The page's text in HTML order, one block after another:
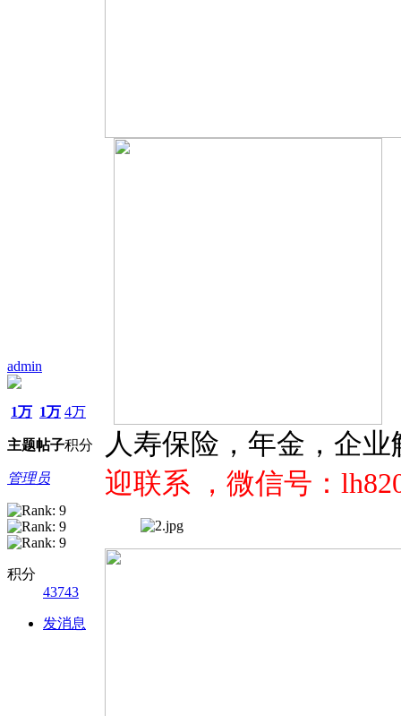
admin
1万
主题
1万
帖子
4万
积分
管理员
积分
43743
发消息
人寿保险，年金，企
迎联系 ，微信号：